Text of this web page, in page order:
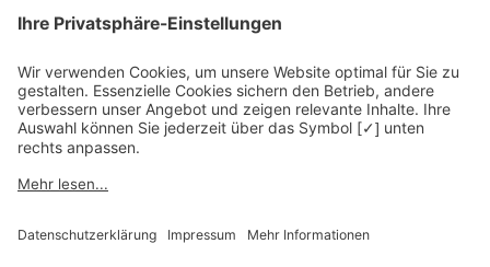
Kontakt
Datenschutz
Newsletter